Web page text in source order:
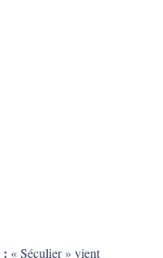
« Séculier » vient